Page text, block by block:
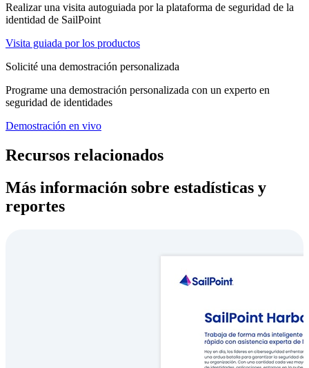
Realizar una visita autoguiada por la plataforma de seguridad de la
identidad de SailPoint
Visita guiada por los productos
Solicité una demostración personalizada
Programe una demostración personalizada con un experto en
seguridad de identidades
Demostración en vivo
Recursos relacionados
Más información sobre estadísticas y
reportes